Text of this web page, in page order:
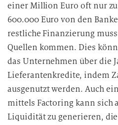
u
n
g
einer Million Euro oft nur
600.000 Euro von den
restliche Finanzierung
Quellen kommen. Dies
das Unternehmen über die
Lieferantenkredite, indem
ausgenutzt werden. Auch
mittels Factoring kann sich
Liquidität zu generieren,